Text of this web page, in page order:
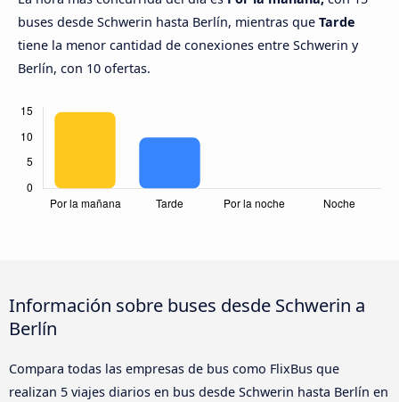
buses desde Schwerin hasta Berlín, mientras que Tarde
tiene la menor cantidad de conexiones entre Schwerin y
Berlín, con 10 ofertas.
Información sobre buses desde Schwerin a
Berlín
Compara todas las empresas de bus como FlixBus que
realizan 5 viajes diarios en bus desde Schwerin hasta Berlín en